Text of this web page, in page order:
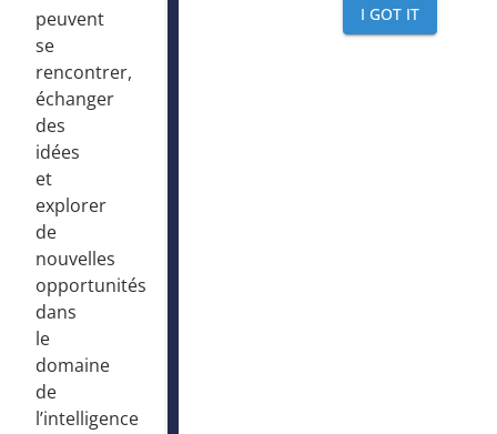
peuvent
se
rencontrer,
échanger
des
idées
et
explorer
de
nouvelles
opportunités
dans
le
domaine
de
l’intelligence
I GOT IT